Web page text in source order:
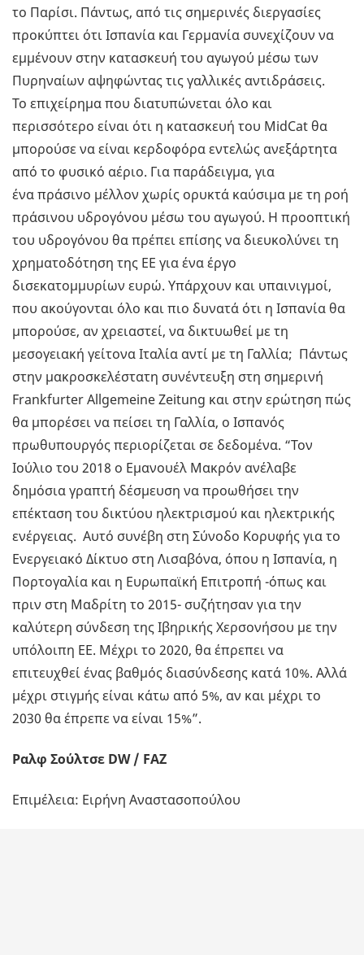
το Παρίσι. Πάντως, από τις σημερινές διεργασίες
προκύπτει ότι Ισπανία και Γερμανία συνεχίζουν να
εμμένουν στην κατασκευή του αγωγού μέσω των
Πυρηναίων αψηφώντας τις γαλλικές αντιδράσεις.
Το επιχείρημα που διατυπώνεται όλο και
περισσότερο είναι ότι η κατασκευή του MidCat θα
μπορούσε να είναι κερδοφόρα εντελώς ανεξάρτητα
από το φυσικό αέριο. Για παράδειγμα, για
ένα πράσινο μέλλον χωρίς ορυκτά καύσιμα με τη ροή
πράσινου υδρογόνου μέσω του αγωγού. Η προοπτική
του υδρογόνου θα πρέπει επίσης να διευκολύνει τη
χρηματοδότηση της ΕΕ για ένα έργο
δισεκατομμυρίων ευρώ. Υπάρχουν και υπαινιγμοί,
που ακούγονται όλο και πιο δυνατά ότι η Ισπανία θα
μπορούσε, αν χρειαστεί, να δικτυωθεί με τη
μεσογειακή γείτονα Ιταλία αντί με τη Γαλλία; Πάντως
στην μακροσκελέστατη συνέντευξη στη σημερινή
Frankfurter Allgemeine Zeitung και στην ερώτηση πώς
θα μπορέσει να πείσει τη Γαλλία, ο Ισπανός
πρωθυπουργός περιορίζεται σε δεδομένα. “Τον
Ιούλιο του 2018 ο Εμανουέλ Μακρόν ανέλαβε
δημόσια γραπτή δέσμευση να προωθήσει την
επέκταση του δικτύου ηλεκτρισμού και ηλεκτρικής
ενέργειας. Αυτό συνέβη στη Σύνοδο Κορυφής για το
Ενεργειακό Δίκτυο στη Λισαβόνα, όπου η Ισπανία, η
Πορτογαλία και η Ευρωπαϊκή Επιτροπή -όπως και
πριν στη Μαδρίτη το 2015- συζήτησαν για την
καλύτερη σύνδεση της Ιβηρικής Χερσονήσου με την
υπόλοιπη ΕΕ. Μέχρι το 2020, θα έπρεπει να
επιτευχθεί ένας βαθμός διασύνδεσης κατά 10%. Αλλά
μέχρι στιγμής είναι κάτω από 5%, αν και μέχρι το
2030 θα έπρεπε να είναι 15%”.
Ραλφ Σούλτσε DW / FAZ
Επιμέλεια: Ειρήνη Αναστασοπούλου